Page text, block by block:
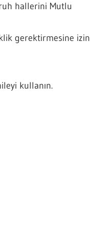
hallerini Mutlu
gerektirmesine izin
kullanın.